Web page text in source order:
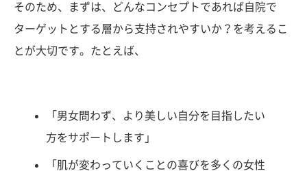
そのため、まずは、どんなコンセプトであれば自院で
ターゲットとする層から支持されやすいか？を考えるこ
とが大切です。たとえば、
「男女問わず、より美しい自分を目指したい
方をサポートします」
「肌が変わっていくことの喜びを多くの女性